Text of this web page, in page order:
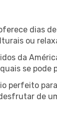
dias
ou
da
se pode
perfeito
de